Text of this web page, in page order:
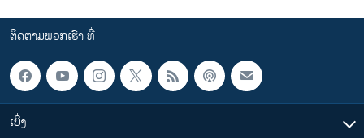
ຕິດຕາມພວກເຮົາ ທີ່
ເບິ່ງ